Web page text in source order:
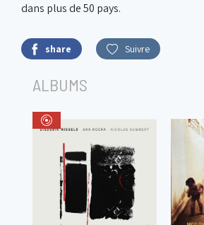
dans plus de 50 pays.
share Suivre
ALBUMS